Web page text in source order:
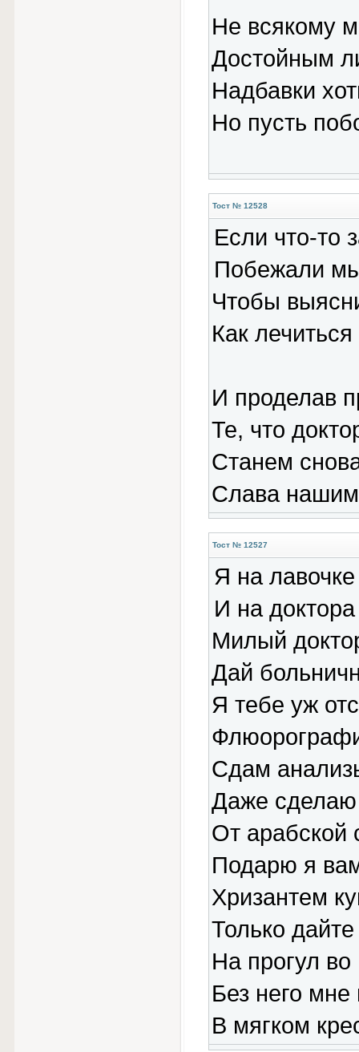
Не всякому
Достойным
Надбавки
Но пусть
Тост № 12528
Если что-то
Побежали
Чтобы
Как
И проделав
Те, что
Станем
Слава
Тост № 12527
Я на
И на доктора
Милый
Дай
Я тебе уж
Сдам
Даже сделаю
От арабской
Подарю я
Хризантем
Только
На прогул во
Без него мне
В мягком